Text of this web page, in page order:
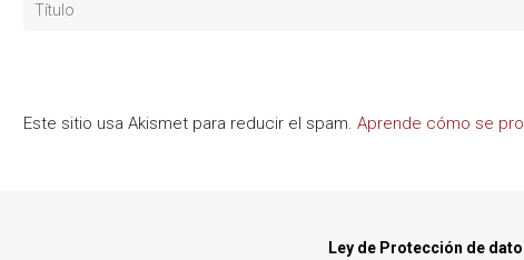
Este sitio usa Akismet para reducir el spam. Aprende cómo se
Ley de Protección de